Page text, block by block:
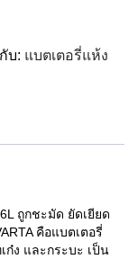
บ: แบตเตอรี่แห้ง
ถูกชะมัด ยัดเยียด
คือแบตเตอรี่
ก๋ง และกระบะ เป็น